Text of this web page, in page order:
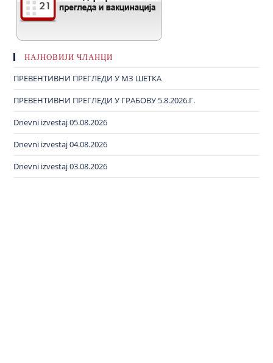
НАЈНОВИЈИ ЧЛАНЦИ
ПРЕВЕНТИВНИ ПРЕГЛЕДИ У МЗ ШЕТКА
ПРЕВЕНТИВНИ ПРЕГЛЕДИ У ГРАБОВУ 5.8.2026.Г.
Dnevni izvestaj 05.08.2026
Dnevni izvestaj 04.08.2026
Dnevni izvestaj 03.08.2026